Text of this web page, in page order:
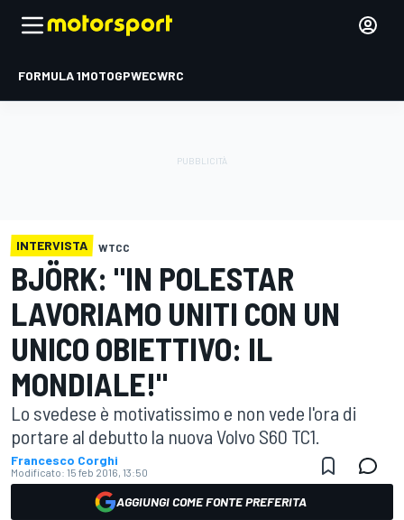
FORMULA 1MOTOGPWECWRC
INTERVISTA WTCC
BJÖRK: "IN POLESTAR
LAVORIAMO UNITI CON UN
UNICO OBIETTIVO: IL
MONDIALE!"
Lo svedese è motivatissimo e non vede l'ora di
portare al debutto la nuova Volvo S60 TC1.
Francesco Corghi
Modificato: 15 feb 2016, 13:50
AGGIUNGI COME FONTE PREFERITA